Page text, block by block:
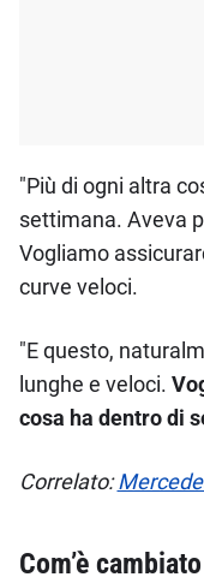
"Più di ogni altra
settimana. Aveva
Vogliamo
curve veloci.
"E questo,
lunghe e veloci.
cosa ha dentro di
Correlato:
Com’è